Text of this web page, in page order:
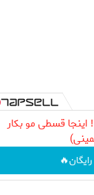
قسطی مو بکار